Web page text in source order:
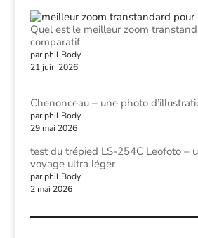
Quel est le meilleur zoom
comparatif
par phil Body
21 juin 2026
Chenonceau – une photo
par phil Body
29 mai 2026
test du trépied LS-254C Leofoto –
voyage ultra léger
par phil Body
2 mai 2026